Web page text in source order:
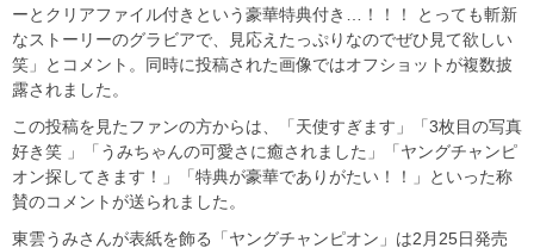
ーとクリアファイル付きという豪華特典付き…！！！ とっても斬新
なストーリーのグラビアで、見応えたっぷりなのでぜひ見て欲しい
笑」とコメント。同時に投稿された画像ではオフショットが複数披
露されました。
この投稿を見たファンの方からは、「天使すぎます」「3枚目の写真
好き笑 」「うみちゃんの可愛さに癒されました」「ヤングチャンピ
オン探してきます！」「特典が豪華でありがたい！！」といった称
賛のコメントが送られました。
東雲うみさんが表紙を飾る「ヤングチャンピオン」は2月25日発売